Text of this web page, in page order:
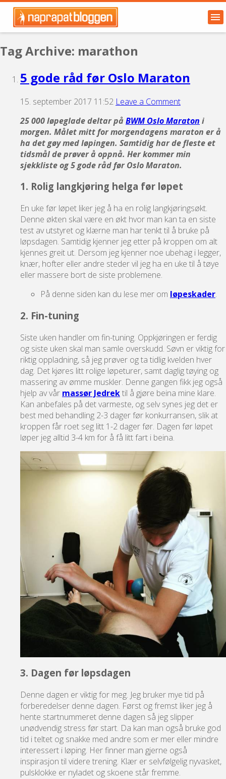
Tag Archive: marathon
5 gode råd før Oslo Maraton
15. september 2017 11:52 Leave a Comment
25 000 løpeglade deltar på BWM Oslo Maraton i
morgen. Målet mitt for morgendagens maraton er å
ha det gøy med løpingen. Samtidig har de fleste et
tidsmål de prøver å oppnå. Her kommer min
sjekkliste og 5 gode råd før Oslo Maraton.
1. Rolig langkjøring helga før løpet
En uke før løpet liker jeg å ha en rolig langkjøringsøkt.
Denne økten skal være en økt hvor man kan ta en siste
test av utstyret og klærne man har tenkt til å bruke på
løpsdagen. Samtidig kjenner jeg etter på kroppen om alt
kjennes greit ut. Dersom jeg kjenner noe ubehag i legger,
knær, hofter eller andre steder vil jeg ha en uke til å tøye
eller massere bort de siste problemene.
På denne siden kan du lese mer om løpeskader.
2. Fin-tuning
Siste uken handler om fin-tuning. Oppkjøringen er ferdig
og siste uken skal man samle overskudd. Søvn er viktig for
riktig oppladning, så jeg prøver og ta tidlig kvelden hver
dag. Det kjøres litt rolige løpeturer, samt daglig tøying og
massering av ømme muskler. Denne gangen fikk jeg også
hjelp av vår massør Jedrektil å gjøre beina mine klare.
Kan anbefales på det varmeste, og selv synes jeg det er
best med behandling 2-3 dager før konkurransen, slik at
kroppen får roet seg litt 1-2 dager før. Dagen før løpet
løper jeg alltid 3-4 km for å få litt fart i beina.
3. Dagen før løpsdagen
Denne dagen er viktig for meg. Jeg bruker mye tid på
forberedelser denne dagen. Først og fremst liker jeg å
hente startnummeret denne dagen så jeg slipper
unødvendig stress før start. Da kan man også bruke god
tid i teltet og snakke med andre som er mer eller mindre
interessert i løping. Her finner man gjerne også
inspirasjon til videre trening. Klær er selvfølgelig nyvasket,
pulsklokke er nyladet og skoene står fremme.